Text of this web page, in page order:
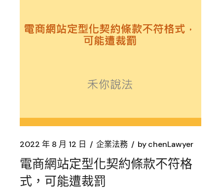
2022 年 8 月 12 日 企業法務 bychenLawyer
電商網站定型化契約條款不符格
式，可能遭裁罰